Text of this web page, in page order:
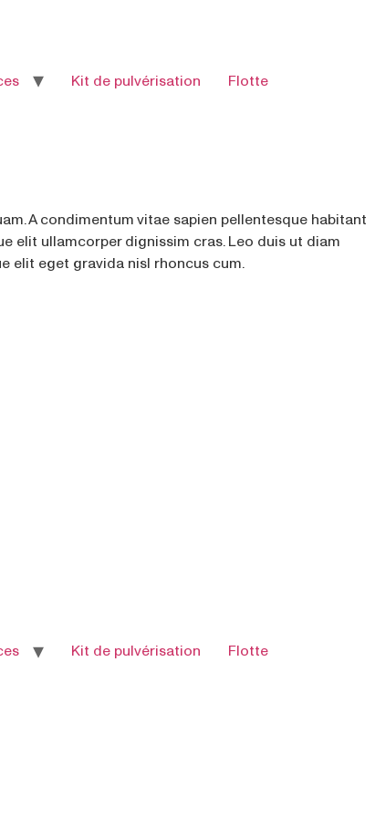
Kit de pulvérisation Flotte
A condimentum vitae sapien pellentesque habitant
elit ullamcorper dignissim cras. Leo duis ut diam
elit eget gravida nisl rhoncus cum.
Kit de pulvérisation Flotte